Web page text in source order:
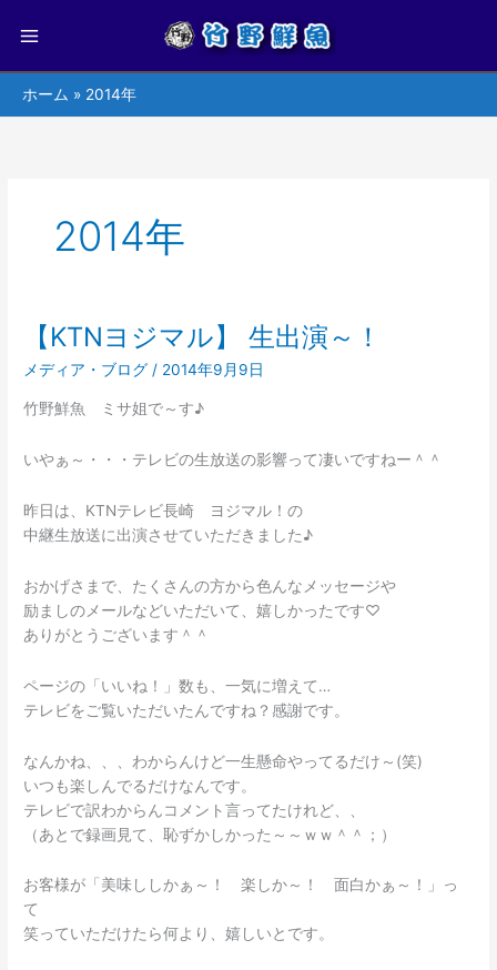
ホーム 2014年
2014年
【KTNヨジマル】 生出演～！
メディア・ブログ / 2014年9月9日
竹野鮮魚 ミサ姐で～す♪
いやぁ～・・・テレビの生放送の影響って凄いですねー＾＾
昨日は、KTNテレビ長崎 ヨジマル！の
中継生放送に出演させていただきました♪
おかげさまで、たくさんの方から色んなメッセージや
励ましのメールなどいただいて、嬉しかったです♡
ありがとうございます＾＾
ページの「いいね！」数も、一気に増えて…
テレビをご覧いただいたんですね？感謝です。
なんかね、、、わからんけど一生懸命やってるだけ～(笑)
いつも楽しんでるだけなんです。
テレビで訳わからんコメント言ってたけれど、、
（あとで録画見て、恥ずかしかった～～ｗｗ＾＾；）
お客様が「美味ししかぁ～！ 楽しか～！ 面白かぁ～！」っ
て
笑っていただけたら何より、嬉しいとです。
【KTN
ジ
マ
生
演
～！